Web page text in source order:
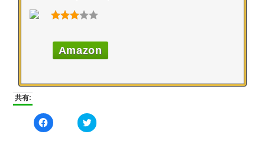
Amazon
共有:
Facebook
で
ク
リ